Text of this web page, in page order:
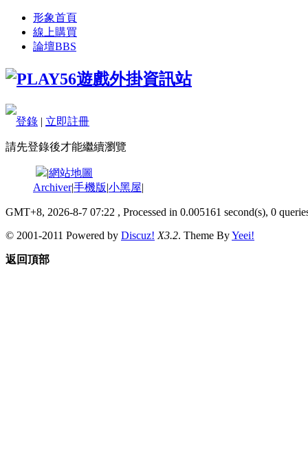
形象首頁
線上購買
論壇BBS
登錄 | 立即註冊
請先登錄後才能繼續瀏覽
|網站地圖
Archiver|手機版|小黑屋|
GMT+8, 2026-8-7 07:22 , Processed in 0.005161 second(s), 0
© 2001-2011 Powered by Discuz! X3.2. Theme ByYeei!
返回頂部